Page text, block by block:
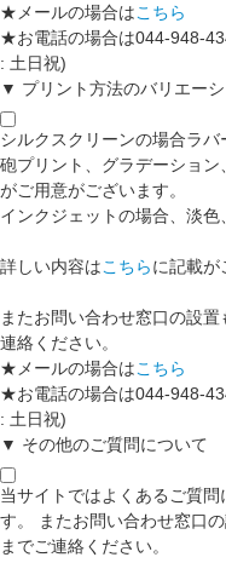
★メールの場合はこちら
★お電話の場合は044-948-
: 土日祝)
▼ プリント方法のバリエー
シルクスクリーンの場合ラ
砲プリント、グラデーショ
がご用意がございます。
インクジェットの場合、淡色
詳しい内容はこちらに記載が
またお問い合わせ窓口の設
連絡ください。
★メールの場合はこちら
★お電話の場合は044-948-
: 土日祝)
▼ その他のご質問について
当サイトではよくあるご質問
す。 またお問い合わせ窓口
までご連絡ください。